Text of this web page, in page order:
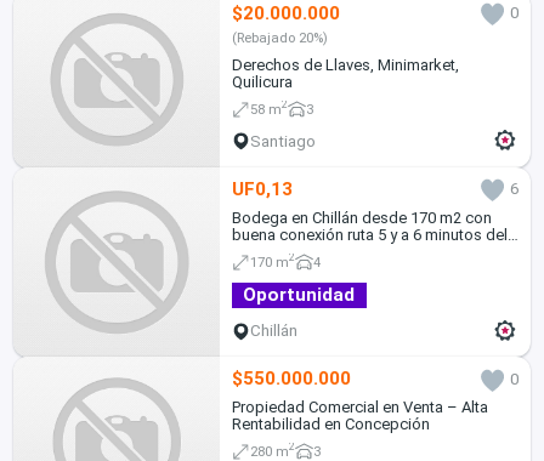
$20.000.000 0
(Rebajado 20%)
Derechos de Llaves, Minimarket,
Quilicura
58 m2 3
Santiago
UF0,13
6
Bodega en Chillán desde 170 m2 con
buena conexión ruta 5 y a 6 minutos del
centro de la ciudad
170 m2 4
Oportunidad
Chillán
$550.000.000
0
Propiedad Comercial en Venta – Alta
Rentabilidad en Concepción
280 m2 3